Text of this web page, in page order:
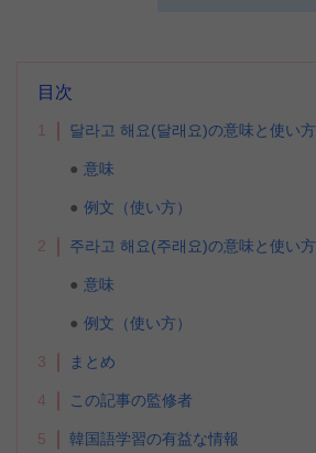
目次
1 달라고 해요(달래요)の意味と使い方
意味
例文（使い方）
2 주라고 해요(주래요)の意味と使い方
意味
例文（使い方）
3 まとめ
4 この記事の監修者
5 韓国語学習の有益な情報